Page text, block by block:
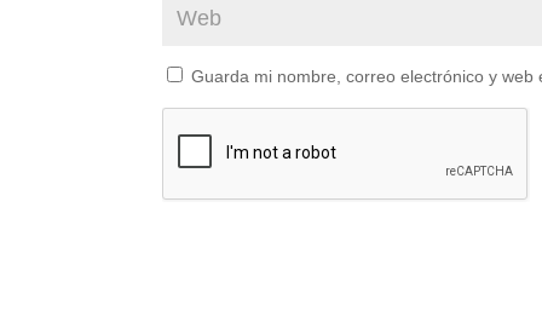
Guarda mi nombre, correo electrónico y